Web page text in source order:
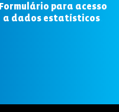
Formulário para acesso
a dados estatísticos